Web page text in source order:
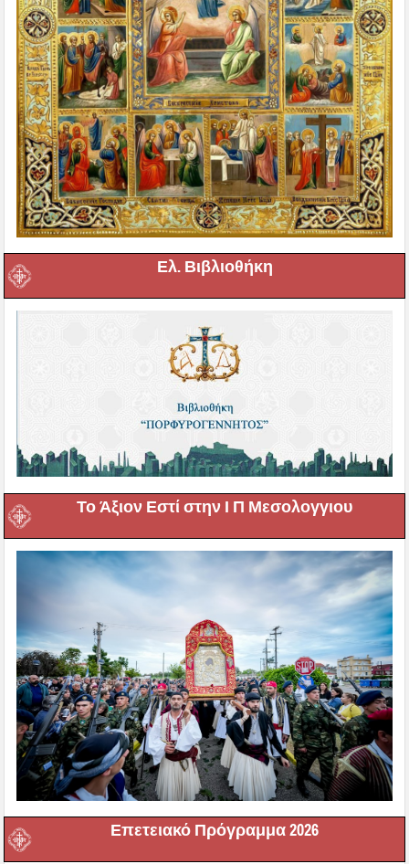
Ελ. Βιβλιοθήκη
Το Άξιον Εστί στην Ι Π Μεσολογγιου
Επετειακό Πρόγραμμα 2026